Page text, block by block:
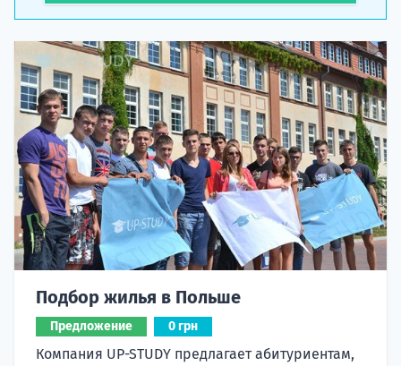
Подбор жилья в Польше
Предложение 0 грн
Компания UP-STUDY предлагает абитуриентам,